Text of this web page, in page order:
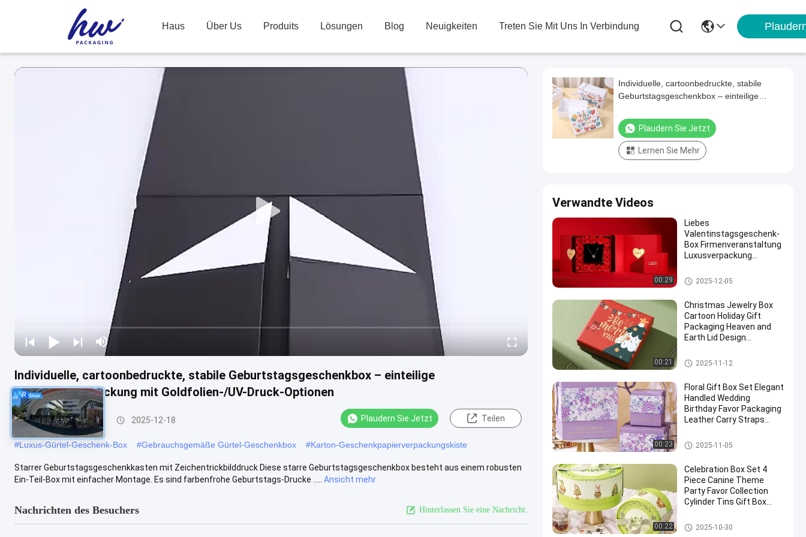
Haus Über Us Produits Lösungen Blog Neuigkeiten Treten Sie Mit Uns In Verbindung
Individuelle, cartoonbedruckte, stabile Geburtstagsgeschenkbox – einteilige
Hartpapierverpackung mit Goldfolien-/UV-Druck-Optionen
Steife Geschenkbox 2025-12-18 Plaudern Sie Jetzt Teilen
#Luxus-Gürtel-Geschenk-Box #Gebrauchsgemäße Gürtel-Geschenkbox #Karton-Geschenkpapierverpackungskiste
Starrer Geburtstagsgeschenkkasten mit Zeichentrickbilddruck Diese starre Geburtstagsgeschenkbox besteht aus einem robusten
Ein-Teil-Box mit einfacher Montage. Es sind farbenfrohe Geburtstags-Drucke .....
Ansicht mehr
Nachrichten des Besuchers Hinterlassen Sie eine Nachricht.
Individuelle, cartoonbedruckte, stabile
Geburtstagsgeschenkbox – einteilige
Druck-Optionen
Plaudern Sie Jetzt
Lernen Sie Mehr
Verwandte Videos
00:29
Liebes
Valentinstagsgeschenk-
Box Firmenveranstaltung
Luxusverpackung
Präsentation
Anpassbares Branding
Steife Geschenkbox
2025-12-05
00:21
Christmas Jewelry Box
Cartoon Holiday Gift
Packaging Heaven and
Earth Lid Design
Necklaces
Steife Geschenkbox
2025-11-12
00:23
Floral Gift Box Set Elegant
Handled Wedding
Birthday Favor Packaging
Leather Carry Straps
Collection
Steife Geschenkbox
2025-11-05
00:22
Celebration Box Set 4
Piece Canine Theme
Party Favor Collection
Cylinder Tins Gift Box
Steife Geschenkbox
2025-10-30